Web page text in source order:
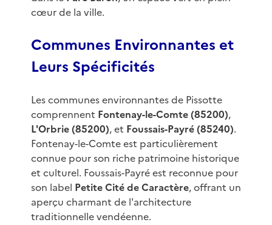
cœur de la ville.
Communes Environnantes et
Leurs Spécificités
Les communes environnantes de Pissotte
comprennent Fontenay-le-Comte (85200),
L'Orbrie (85200), et Foussais-Payré (85240).
Fontenay-le-Comte est particulièrement
connue pour son riche patrimoine historique
et culturel. Foussais-Payré est reconnue pour
son label Petite Cité de Caractère, offrant un
aperçu charmant de l'architecture
traditionnelle vendéenne.